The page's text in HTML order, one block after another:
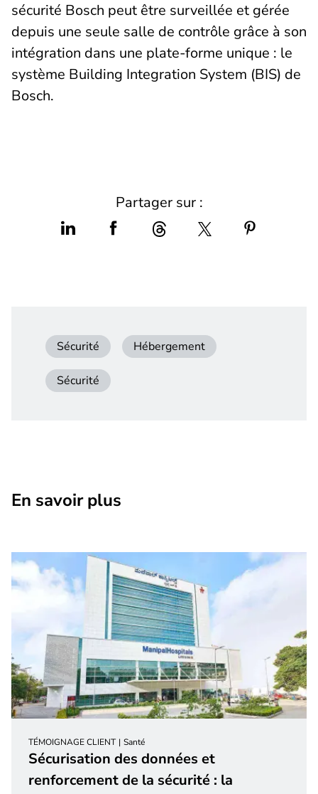
sécurité Bosch peut être surveillée et gérée
depuis une seule salle de contrôle grâce à son
intégration dans une plate-forme unique : le
système Building Integration System (BIS) de
Bosch.
Partager sur :
Sécurité Hébergement
Sécurité
En savoir plus
TÉMOIGNAGE CLIENT Santé
Sécurisation des données et
renforcement de la sécurité : la